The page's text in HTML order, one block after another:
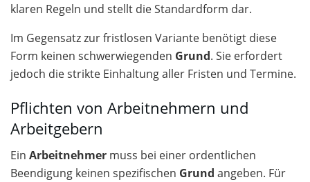
klaren Regeln und stellt die Standardform dar.
Im Gegensatz zur fristlosen Variante benötigt diese
Form keinen schwerwiegenden Grund. Sie erfordert
jedoch die strikte Einhaltung aller Fristen und Termine.
Pflichten von Arbeitnehmern und
Arbeitgebern
Ein Arbeitnehmer muss bei einer ordentlichen
Beendigung keinen spezifischen Grund angeben. Für